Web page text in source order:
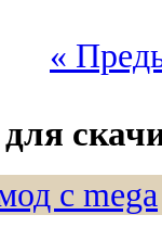
«
с mega